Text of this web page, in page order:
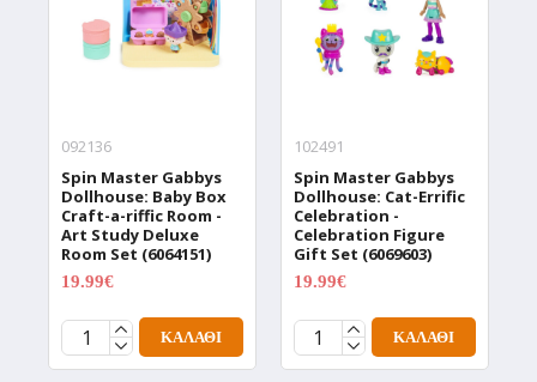
092136
Spin Master Gabbys
Dollhouse: Baby Box
Craft-a-riffic Room -
Art Study Deluxe
Room Set (6064151)
19.99€
ΚΑΛΆΘΙ
102491
Spin Master Gabbys
Dollhouse: Cat-Errific
Celebration -
Celebration Figure
Gift Set (6069603)
19.99€
ΚΑΛΆΘΙ